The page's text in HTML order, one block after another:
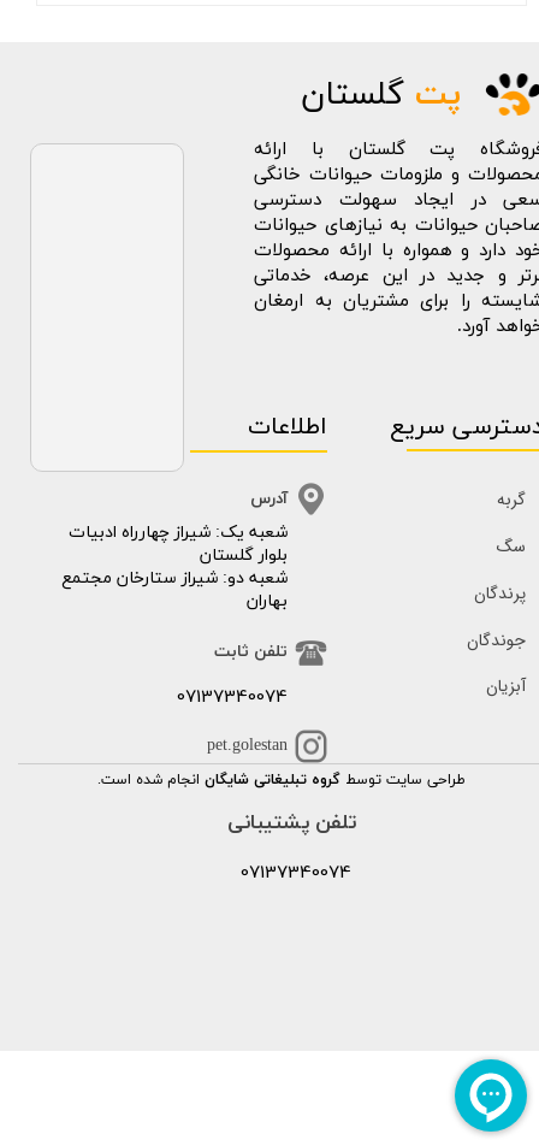
پت گلستان
پت گلستان با ارائه
و ملزومات حیوانات خانگی
در ایجاد سهولت دسترسی
حیوانات به نیازهای حیوانات
دارد و همواره با ارائه محصولات
و جدید در این عرصه، خدماتی
را برای مشتریان به ارمغان
آورد.
سریع
گربه
سگ
پرندگان
جوندگان
آبزیان
​​شعبه یک: شیراز چهارراه ادبیات
بلوار گلستان
شعبه دو: شیراز ستارخان مجتمع
بهاران
اطلاعات
آدرس
تلفن ثابت
07137340074
pet.golestan
طراحی سایت توسط گروه تبلیغاتی شایگان انجام شده است.
تلفن پشتیبانی
07137340074